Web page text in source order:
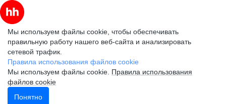
Мы используем файлы cookie, чтобы обеспечивать
правильную работу нашего веб-сайта и анализировать
сетевой трафик.
Правила использования файлов cookie
Мы используем файлы cookie. Правила использования
файлов cookie
Понятно